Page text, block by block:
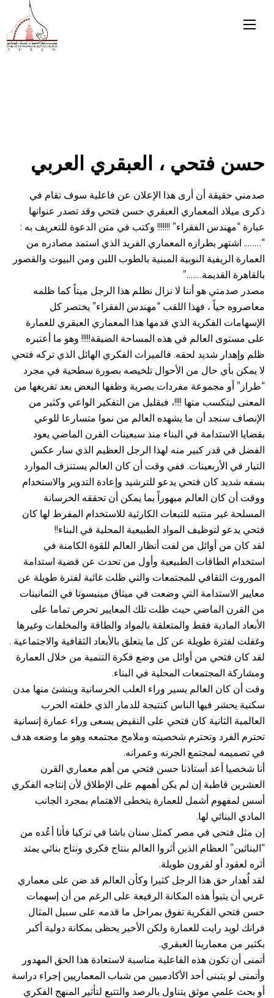
حسن فتحي ، العبقري العربي
صدمني حقيقة أن أرى هذا الإعلان عن فاعلية سوف تقام في
ذكرى ميلاد المعماري العبقري حسن فتحي وقد تصدر عنوانها
عبارة “مهندس الفقراء” !!!!!!! وكتب في متن الدعوة للتعريف به :
“…….. اشتهر بطرازه المعماري الفريد الذي استمد مصادره من
العمارة الريفية النوبية المبنية بالطوب اللبن ومن البيوت والقصور
بالقاهرة القديمة…….”
مصدر صدمتي هو أننا لا نزال نظلم هذا الرجل ميتاً كما ظلمه
معاصروه حياً ، فهذا اللقب “مهندس الفقراء” يختصر كل
الإسهامات الفكرية الذي قدمها هذا المعماري العبقري للعمارة
على مستوى العالم في هذه المساحة الضيقة!!!!! وهو ما أعتبره
ظلم وإهدار شديد لحقه. فالميراث الفكري الهائل الذي تركه فتحي
لا يمكن بأي حال من الأحوال تلخيصه بصورة سطحية في مجرد
“طراز” أو مجموعة مفردات بصرية وظفها البعض بعد تفريغها من
المعنى ليتكسب منها !!!!، فبقليل من التفكير الواعي وكثير من
الإنصاف سنجد أن ما يشهده العالم من نموا متسارعا للوعي
بقضايا الاستدامة في البناء منذ سبعينات القرن الماضي يعود
الفضل في قدر كبير منه لهذا الرجل العظيم الذي سار عكس
التيار في الأربعينات. ففي وقت أن كان العالم يستنزف الموارد
بسفه شديد كان فتحي يدعو للترشيد وإعادة التدوير والاستخدام
ووقت أن كان العالم مبهوراً بما يمكن أن تحققه الخرسانة
المسلحة غير منتبه للتبعات الكارثية للاستخدام المفرط لها كان
فتحي يدعو لتوظيف المواد الطبيعية المحلية في البناء!!
لقد كان من أوائل من لفت أنظار العالم للقوة الكامنة في
استخدام الطاقات الطبيعية وأول من تحدث عن قضية استدامة
الموروث الثقافي للمجتمعات والتي ظلت غائبة لفترة طويلة عن
معايير الاستدامة التي وضعت في ميثاق مينيسوتا في الثمانينات
من القرن الماضي حيث ظلت تلك المعايير تحرص تماما على
الأبعاد المادية فقط والمتعلقة بالمواد والطاقة والمخلفات وغيرها
وغفلت لفترة طويلة عن كل ما يتعلق بالأبعاد الثقافية والاجتماعية .
لقد كان فتحي من أوائل من وضع فكرة التنمية من خلال العمارة
ومشاركة المجتمعات المحلية في البناء.
وقت أن كان العالم يسير وراء العلب الخرسانية وينشئ منها مدن
سكنية يحشر فيها الناس كنتيجة للدمار الذي خلفته الحرب
العالمية الثانية كان فتحي على النقيض يسعى وراء عمارة إنسانية
تحترم الفرد وتحترم شخصيته وملامح مجتمعه وهو ما وضعه هدف
في تصميمه لمجتمع الجرنه وعمرانه.
أنا شخصيا أعد أستاذنا حسن فتحي من أهم معماري القرن
العشرين قاطبة إن لم يكن أهمهم على الإطلاق لأن إنتاجه الفكري
أسس لمفهوم أشمل للعمارة يتخطى الاهتمام بمجرد الجانب
المادي البنائي لها.
إن مثل فتحي في مصر كمثل سنان باشا في تركيا فأنا أعُده من
“البنائين” العظام الذين أثروا العالم بنتاج فكري ونتاج بنائي يمتد
أثره لعقود أو لقرون طويلة.
لقد اُهدار حق هذا الرجل كثيرا وكأن العالم قد ضن على معماري
عربي أن يتبوأ هذه المكانة الرفيعة على الرغم من أن إسهمات
حسن فتحي الفكرية تفوق بمراحل ما قدمه على سبيل المثال
فرانك لويد رايت للعمارة ولكن الأخير يحظى بمكانة دولية أكبر
بكثير من معمارينا العبقري.
أتمنى أن تكون هذه الفاعلية مناسبة لاستعادة هذا الحق المهدور
وأتمنى لو يتبنى أحد الأكادميين من شباب المعماريين إجراء دراسة
أو بحث علمي موثق يتناول بالرصد والتتبع لتأثير المنهج الفكري